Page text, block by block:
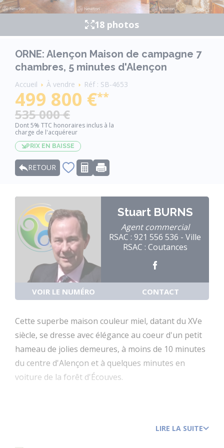
18 photos
ORNE: Alençon Maison de campagne 7
chambres, 5 minutes d'Alençon
Fil
d'Ariane
Accueil À vendre Réf : SB-4653
499 800 €**
535 000 €
Dont 5% TTC honoraires inclus à la
charge de l'acquéreur
PRIX EN BAISSE
RETOUR
Cette superbe maison couleur miel, datant du XVe
siècle, se dresse avec élégance au coeur d'un petit
hameau de jolies demeures, à moins de 10 minutes
du centre d'Alençon et à quelques minutes en
voiture de la forêt d'Écouves.
attribués aux fils du roi de France. Aujourd'hui
LIRE LA SUITE
Stuart BURNS
Agent commercial
RSAC : 921 556 536 - Ville
RSAC : Coutances
VOIR LE NUMÉRO CONTACT